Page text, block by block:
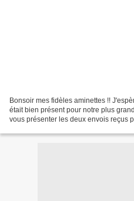
Bonsoir mes fidèles aminettes !!
était bien présent pour notre plus
vous présenter les deux envois reçus